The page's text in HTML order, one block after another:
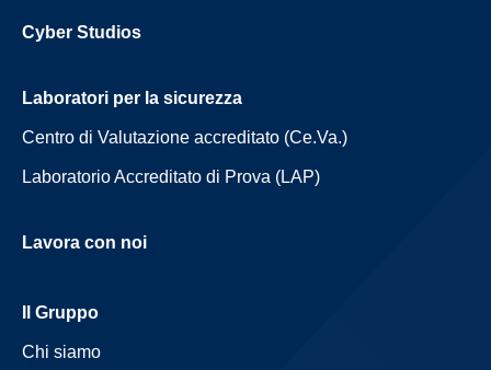
Cyber Studios
Laboratori per la sicurezza
Centro di Valutazione accreditato (Ce.Va.)
Laboratorio Accreditato di Prova (LAP)
Lavora con noi
Il Gruppo
Chi siamo